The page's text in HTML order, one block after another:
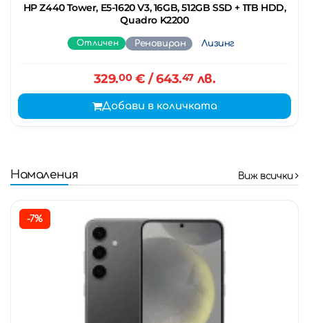
HP Z440 Tower, E5-1620 V3, 16GB, 512GB SSD + 1TB HDD,
Quadro K2200
Отличен Реновиран Лизинг
329.00€ / 643.47лв.
Добави в количката
Намаления Виж всички
-7%